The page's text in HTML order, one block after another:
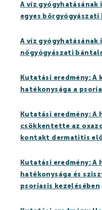
Thermal Spa
Thermal Water
Spa Cosmetics
Wellness&Spa
A víz gyógyhatásának
egyes bőrgyógyászati
A víz gyógyhatásának
nőgyógyászati
Kutatási eredmény: A
hatékonysága a
Kutatási eredmény: A
csökkentette az
kontakt dermatitis
Kutatási eredmény: A
hatékonysága és
psoriasis kezelésében